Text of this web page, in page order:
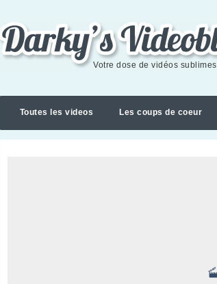
Darky's videoblog
Votre dose de vidéos sublimes
Toutes les videos Les coups de coeur